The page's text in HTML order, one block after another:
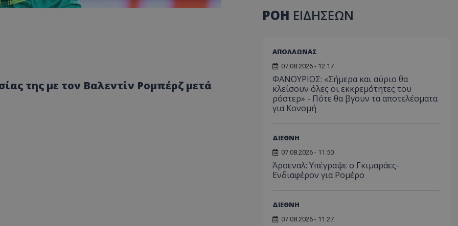
της με τον Βαλεντίν Ρομπέρζ μετά
ΡΟΗ ΕΙΔΗΣΕΩΝ
ΑΠΟΛΛΩΝΑΣ
07.08.2026 - 12:17
ΦΑΝΟΥΡΙΟΣ: «Σήμερα και αύριο θα
κλείσουν όλες οι εκκρεμότητες του
ρόστερ» - Πότε θα βγουν τα αποτελέσματα
για Κονομή
ΔΙΕΘΝΗ
07.08.2026 - 11:50
Άρσεναλ: Υπέγραψε ο Γκιμαράες-
Ενδιαφέρον για Ρομέρο
ΔΙΕΘΝΗ
07.08.2026 - 11:27